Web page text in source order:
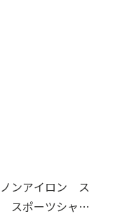
ノンアイロン ス
スポーツシャ